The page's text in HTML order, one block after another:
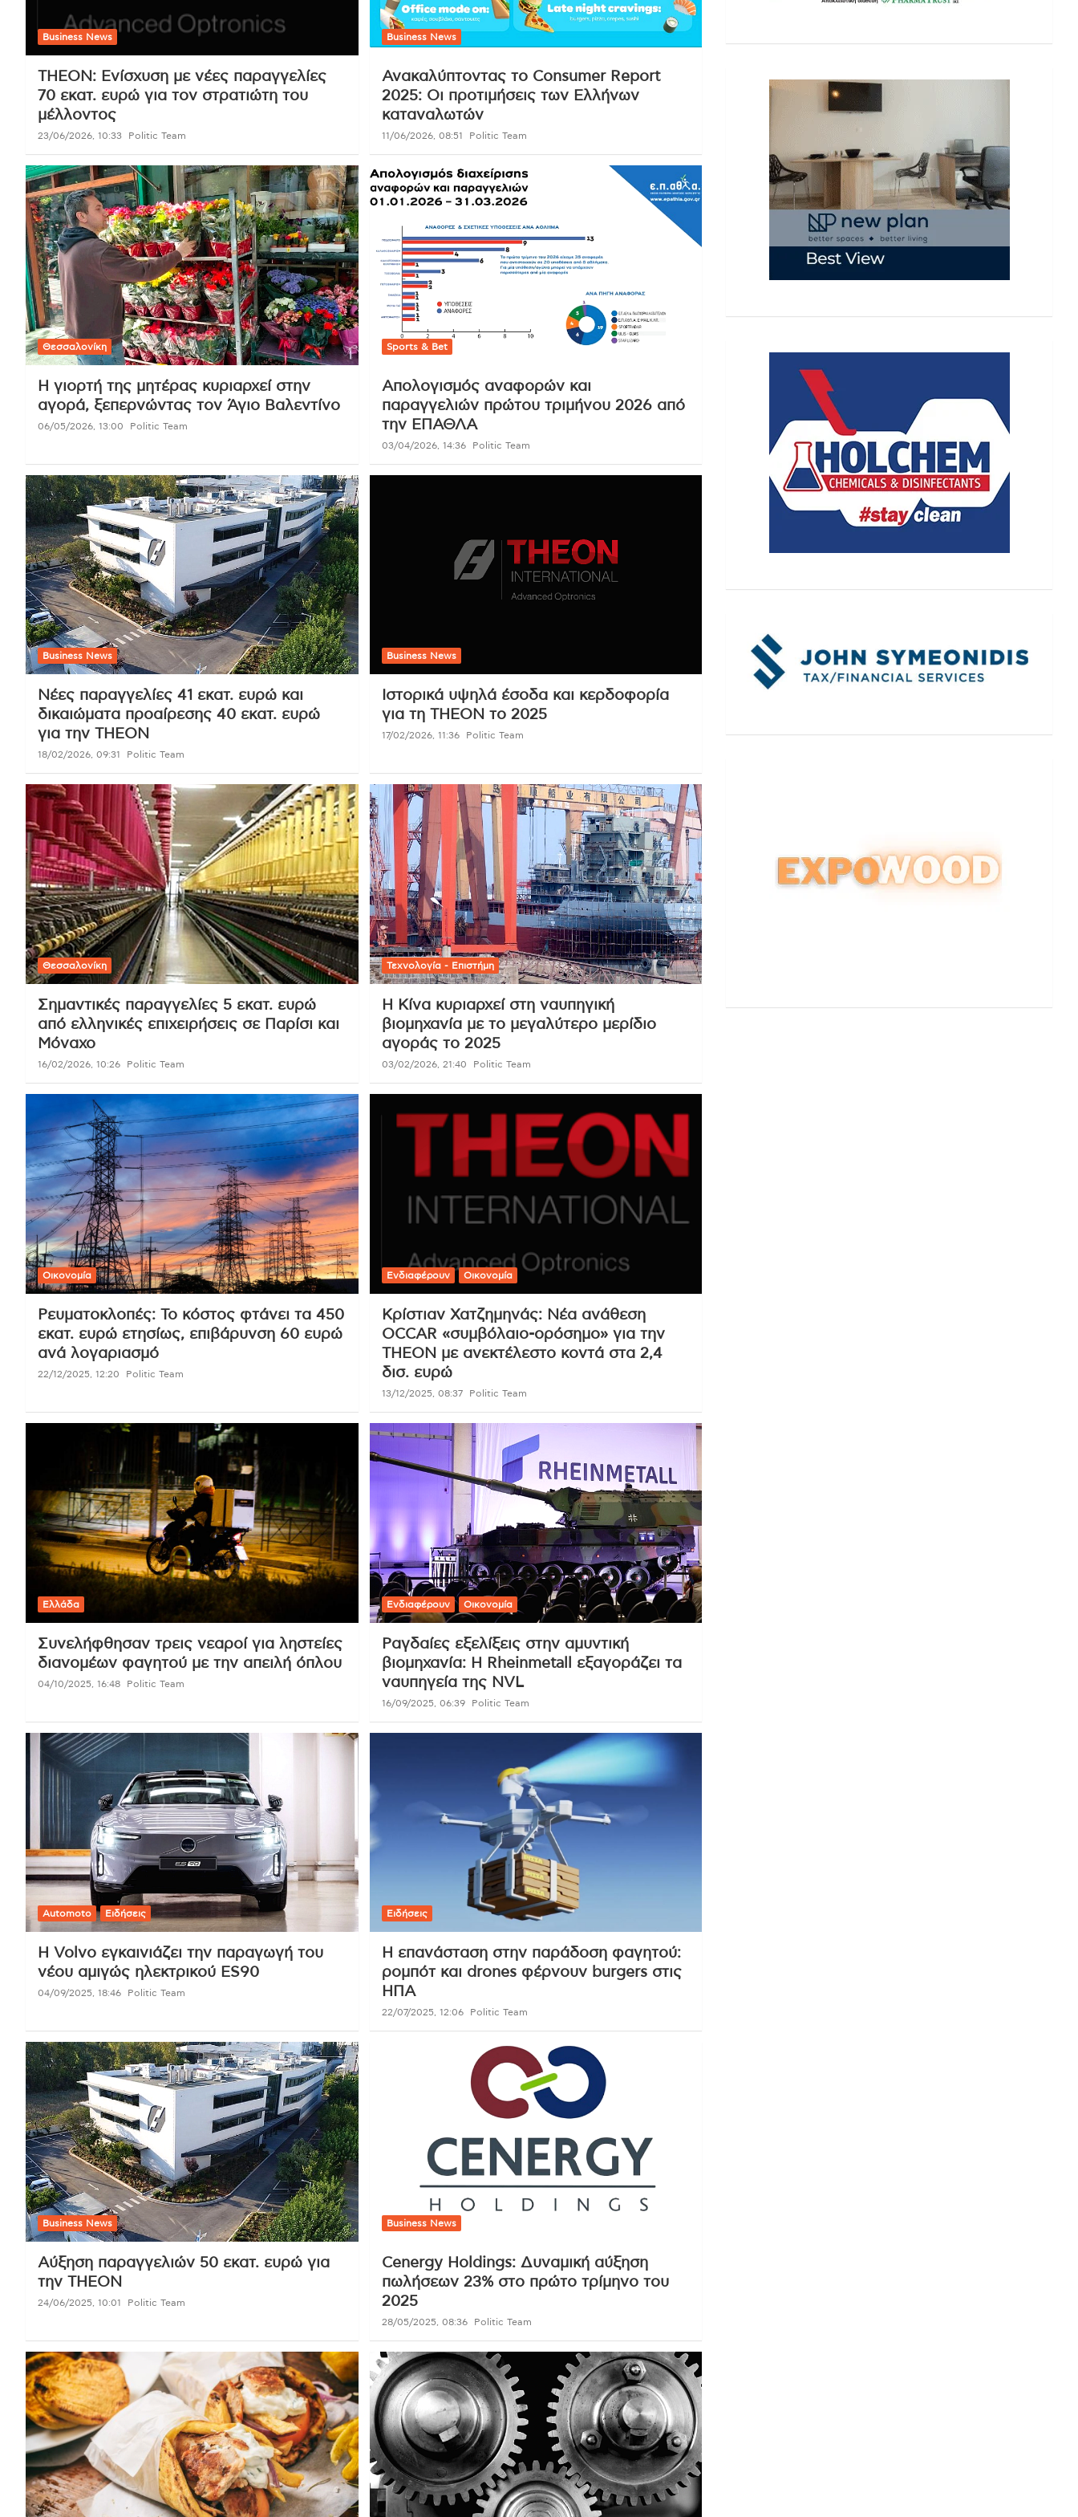
Business News
THEON: Ενίσχυση με νέες παραγγελίες
70 εκατ. ευρώ για τον στρατιώτη του
μέλλοντος
23/06/2026, 10:33 Politic Team
Business News
Ανακαλύπτοντας το Consumer Report
2025: Οι προτιμήσεις των Ελλήνων
καταναλωτών
11/06/2026, 08:51 Politic Team
Θεσσαλονίκη
Η γιορτή της μητέρας κυριαρχεί στην
αγορά, ξεπερνώντας τον Άγιο Βαλεντίνο
06/05/2026, 13:00 Politic Team
Sports & Bet
Απολογισμός αναφορών και
παραγγελιών πρώτου τριμήνου 2026 από
την ΕΠΑΘΛΑ
03/04/2026, 14:36 Politic Team
Business News
Νέες παραγγελίες 41 εκατ. ευρώ και
δικαιώματα προαίρεσης 40 εκατ. ευρώ
για την THEON
18/02/2026, 09:31 Politic Team
Business News
Ιστορικά υψηλά έσοδα και κερδοφορία
για τη THEON το 2025
17/02/2026, 11:36 Politic Team
Θεσσαλονίκη
Σημαντικές παραγγελίες 5 εκατ. ευρώ
από ελληνικές επιχειρήσεις σε Παρίσι και
Μόναχο
16/02/2026, 10:26 Politic Team
Τεχνολογία - Επιστήμη
Η Κίνα κυριαρχεί στη ναυπηγική
βιομηχανία με το μεγαλύτερο μερίδιο
αγοράς το 2025
03/02/2026, 21:40 Politic Team
Οικονομία
Ρευματοκλοπές: Το κόστος φτάνει τα 450
εκατ. ευρώ ετησίως, επιβάρυνση 60 ευρώ
ανά λογαριασμό
22/12/2025, 12:20 Politic Team
Ενδιαφέρουν Οικονομία
Κρίστιαν Χατζημηνάς: Νέα ανάθεση
OCCAR «συμβόλαιο-ορόσημο» για την
THEON με ανεκτέλεστο κοντά στα 2,4
δισ. ευρώ
13/12/2025, 08:37 Politic Team
Ελλάδα
Συνελήφθησαν τρεις νεαροί για ληστείες
διανομέων φαγητού με την απειλή όπλου
04/10/2025, 16:48 Politic Team
Ενδιαφέρουν Οικονομία
Ραγδαίες εξελίξεις στην αμυντική
βιομηχανία: Η Rheinmetall εξαγοράζει τα
ναυπηγεία της NVL
16/09/2025, 06:39 Politic Team
Automoto Ειδήσεις
Η Volvo εγκαινιάζει την παραγωγή του
νέου αμιγώς ηλεκτρικού ES90
04/09/2025, 18:46 Politic Team
Ειδήσεις
Η επανάσταση στην παράδοση φαγητού:
ρομπότ και drones φέρνουν burgers στις
ΗΠΑ
22/07/2025, 12:06 Politic Team
Business News
Αύξηση παραγγελιών 50 εκατ. ευρώ για
την THEON
24/06/2025, 10:01 Politic Team
Business News
Cenergy Holdings: Δυναμική αύξηση
πωλήσεων 23% στο πρώτο τρίμηνο του
2025
28/05/2025, 08:36 Politic Team